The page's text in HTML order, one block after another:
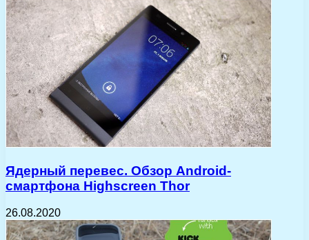
Ядерный перевес. Обзор Android-
смартфона Highscreen Thor
26.08.2020